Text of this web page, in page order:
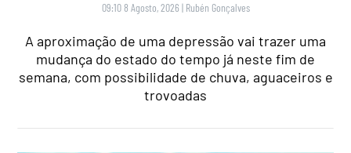
09:10 8 Agosto, 2026 | Rubén Gonçalves
A aproximação de uma depressão vai trazer uma
mudança do estado do tempo já neste fim de
semana, com possibilidade de chuva, aguaceiros e
trovoadas